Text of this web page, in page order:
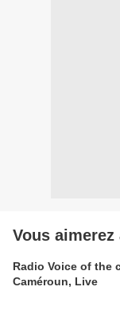
Vous aimerez
Radio Voice of the
Caméroun, Live